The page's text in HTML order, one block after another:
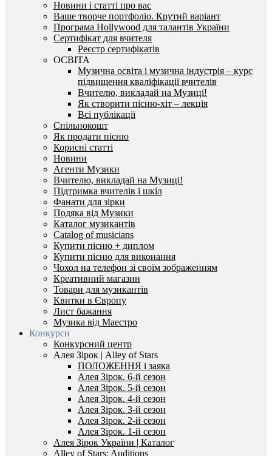
Новини і статті про вас
Ваше творче портфоліо. Крутий варіант
Програма Hollywood для талантів України
Сертифікат для вчителя
Реєстр сертифікатів
ОСВІТА
Музична освіта і музична індустрія – курс
підвищення кваліфікації вчителів
Вчителю, викладай на Музиці!
Як створити пісню-хіт – лекція
Всі публікації
Спільнокошт
Як продати пісню
Корисні статті
Новини
Агенти Музики
Вчителю, викладай на Музиці!
Підтримка вчителів і шкіл
Фанати для зірки
Подяка від Музики
Каталог музикантів
Catalog of musicians
Купити пісню + диплом
Купити пісню для виконання
Чохол на телефон зі своїм зображенням
Креативний магазин
Товари для музикантів
Квитки в Європу
Лист бажання
Музика від Маестро
Конкурси
Конкурсний центр
Алея Зірок | Alley of Stars
ПОЛОЖЕННЯ і заяка
Алея Зірок. 6-й сезон
Алея Зірок. 5-й сезон
Алея Зірок. 4-й сезон
Алея Зірок. 3-й сезон
Алея Зірок. 2-й сезон
Алея Зірок. 1-й сезон
Алея Зірок України | Каталог
Alley of Stars: Auditions